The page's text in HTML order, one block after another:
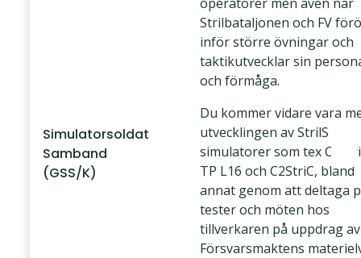
Simulatorsoldat
Samband
(GSS/K)
Strilbataljonen och FV
inför större övningar och
taktikutvecklar sin
och förmåga.
Du kommer vidare vara
utvecklingen av StrilS
simulatorer som tex
TP L16 och C2StriC, bland
annat genom att deltaga
tester och möten hos
tillverkaren på uppdrag av
Försvarsmaktens